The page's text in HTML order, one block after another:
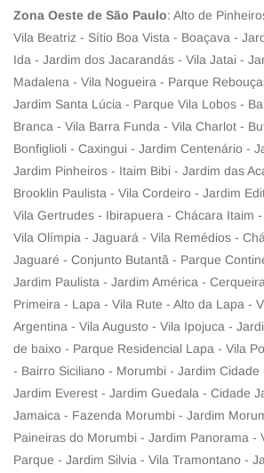
Zona Oeste de São Paulo: Alto de
Vila Beatriz - Sítio Boa Vista - Boaçava -
Ida - Jardim dos Jacarandás - Vila Jatai -
Madalena - Vila Nogueira - Parque
Jardim Santa Lúcia - Parque Vila Lobos -
Branca - Vila Barra Funda - Vila Charlot -
Bonfiglioli - Caxingui - Jardim Centenário -
Jardim Pinheiros - Itaim Bibi - Jardim das
Brooklin Paulista - Vila Cordeiro - Jardim
Vila Gertrudes - Ibirapuera - Chácara Itaim
Vila Olímpia - Jaguará - Vila Remédios -
Jaguaré - Conjunto Butantã - Parque
Jardim Paulista - Jardim América -
Primeira - Lapa - Vila Rute - Alto da Lapa -
Argentina - Vila Augusto - Vila Ipojuca -
de baixo - Parque Residencial Lapa - Vila
- Bairro Siciliano - Morumbi - Jardim Cidade
Jardim Everest - Jardim Guedala - Cidade
Jamaica - Fazenda Morumbi - Jardim
Paineiras do Morumbi - Jardim Panorama -
Parque - Jardim Silvia - Vila Tramontano -